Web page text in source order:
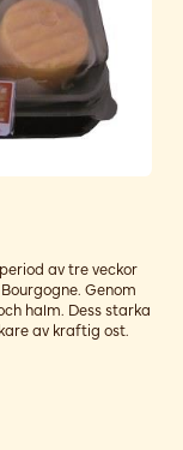
av tre veckor
Genom
halm. Dess starka
av kraftig ost.